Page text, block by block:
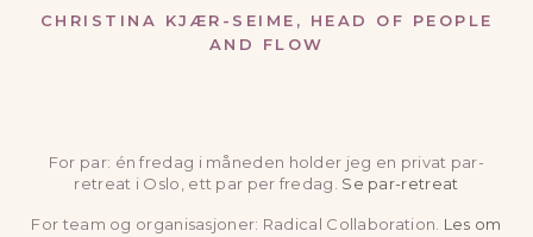
CHRISTINA KJÆR-SEIME, HEAD OF PEOPLE
AND FLOW
For par: én fredag i måneden holder jeg en privat par-
retreat i Oslo, ett par per fredag. Se par-retreat
For team og organisasjoner: Radical Collaboration. Les om